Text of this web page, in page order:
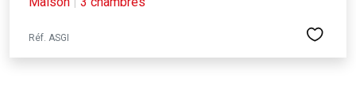
Réf. ASGI